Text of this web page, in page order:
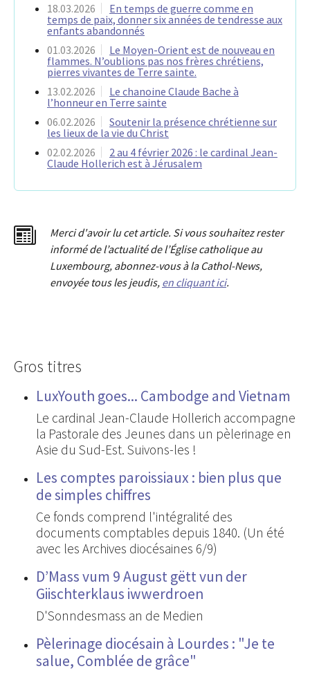
18.03.2026
En temps de guerre comme en
temps de paix, donner six années de tendresse aux
enfants abandonnés
01.03.2026
Le Moyen-Orient est de nouveau en
flammes. N’oublions pas nos frères chrétiens,
pierres vivantes de Terre sainte.
13.02.2026
Le chanoine Claude Bache à
l’honneur en Terre sainte
06.02.2026
Soutenir la présence chrétienne sur
les lieux de la vie du Christ
02.02.2026
2 au 4 février 2026 : le cardinal Jean-
Claude Hollerich est à Jérusalem
Merci d'avoir lu cet article. Si vous souhaitez rester
informé de l’actualité de l’Église catholique au
Luxembourg, abonnez-vous à la Cathol-News,
envoyée tous les jeudis, en cliquant ici.
Gros titres
LuxYouth goes... Cambodge and Vietnam
Le cardinal Jean-Claude Hollerich accompagne
la Pastorale des Jeunes dans un pèlerinage en
Asie du Sud-Est. Suivons-les !
Les comptes paroissiaux : bien plus que
de simples chiffres
Ce fonds comprend l'intégralité des
documents comptables depuis 1840. (Un été
avec les Archives diocésaines 6/9)
D’Mass vum 9 August gëtt vun der
Giischterklaus iwwerdroen
D'Sonndesmass an de Medien
Pèlerinage diocésain à Lourdes : "Je te
salue, Comblée de grâce"